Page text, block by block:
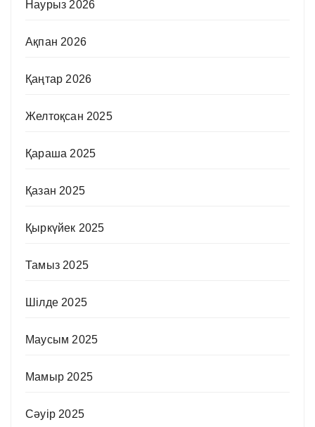
Наурыз 2026
Ақпан 2026
Қаңтар 2026
Желтоқсан 2025
Қараша 2025
Қазан 2025
Қыркүйек 2025
Тамыз 2025
Шілде 2025
Маусым 2025
Мамыр 2025
Сәуір 2025